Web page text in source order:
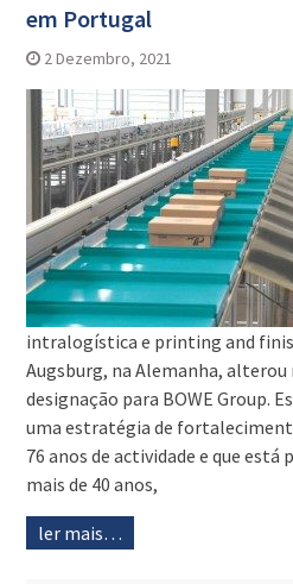
em Portugal
2 Dezembro, 2021
intralogística e printing and
Augsburg, na Alemanha,
designação para BOWE Group.
uma estratégia de
76 anos de actividade e que
mais de 40 anos,
ler mais…